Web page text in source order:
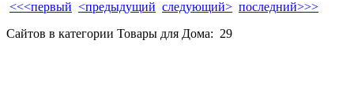
<<<первый <предыдущий следующий> последний>>>
Сайтов в категории Товары для Дома: 29